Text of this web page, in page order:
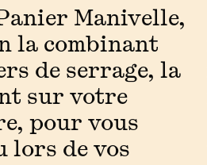
Manivelle,
la combinant
de serrage, la
sur votre
pour vous
lors de vos